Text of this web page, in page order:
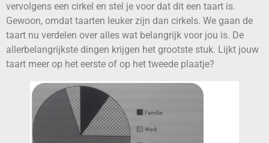
vervolgens een cirkel en stel je voor dat dit een taart is.
Gewoon, omdat taarten leuker zijn dan cirkels. We gaan de
taart nu verdelen over alles wat belangrijk voor jou is. De
allerbelangrijkste dingen krijgen het grootste stuk. Lijkt jouw
taart meer op het eerste of op het tweede plaatje?